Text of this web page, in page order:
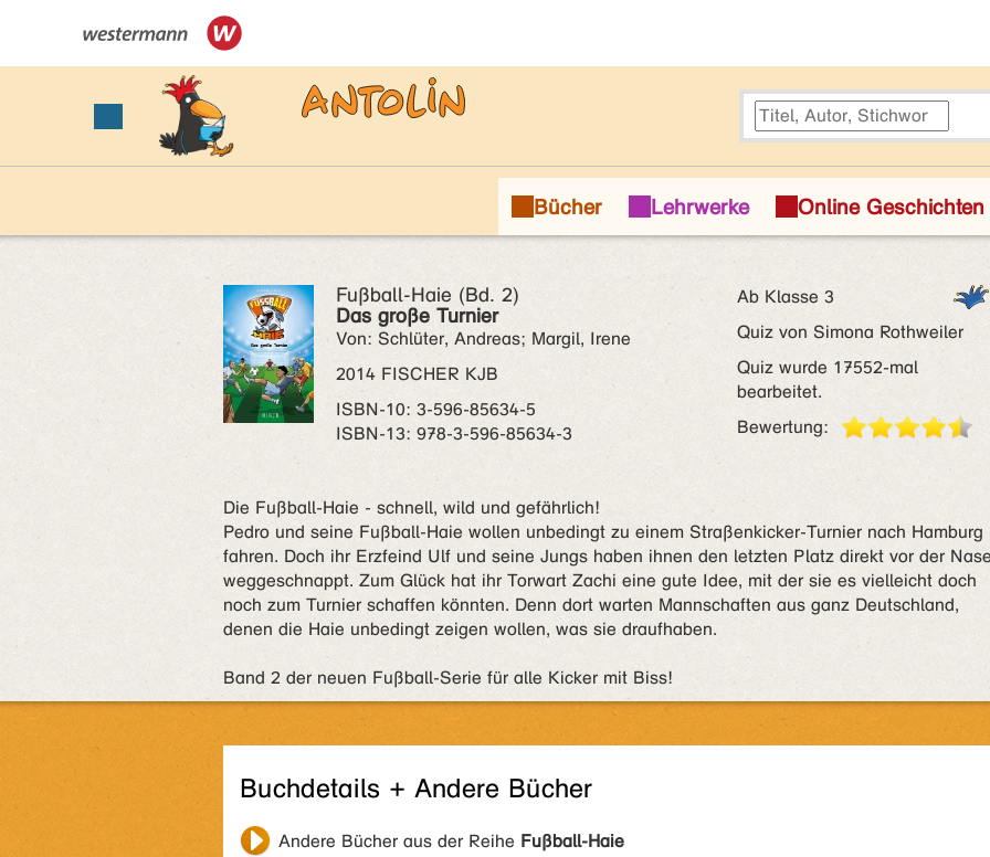
Fußball-Haie (Bd. 2)
Das große Turnier
Von: Schlüter, Andreas; Margil, Irene
2014 FISCHER KJB
ISBN‑10: 3-596-85634-5
ISBN‑13: 978-3-596-85634-3
Ab Klasse 3
Quiz von Simona Rothweiler
Quiz wurde 17552-mal
bearbeitet.
Bewertung:
Die Fußball-Haie - schnell, wild und gefährlich!
Pedro und seine Fußball-Haie wollen unbedingt zu einem Straßenkicker-Turnier nach Hamburg
fahren. Doch ihr Erzfeind Ulf und seine Jungs haben ihnen den letzten Platz direkt vor der
weggeschnappt. Zum Glück hat ihr Torwart Zachi eine gute Idee, mit der sie es vielleicht doch
noch zum Turnier schaffen könnten. Denn dort warten Mannschaften aus ganz Deutschland,
denen die Haie unbedingt zeigen wollen, was sie draufhaben.
Band 2 der neuen Fußball-Serie für alle Kicker mit Biss!
Buchdetails + Andere Bücher
Andere Bücher aus der Reihe Fußball-Haie